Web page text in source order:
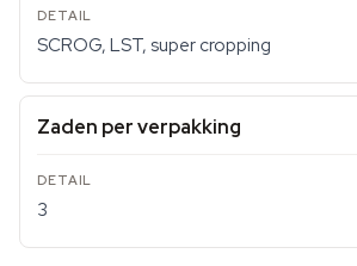
SCROG, LST, super cropping
Zaden per verpakking
3